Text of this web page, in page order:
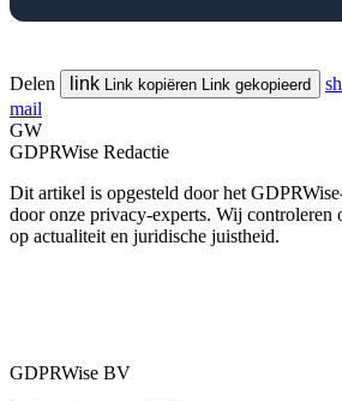
Delen link Link kopiëren Link gekopieerd
mail
GW
GDPRWise Redactie
Dit artikel is opgesteld door het
door onze privacy-experts. Wij controleren
op actualiteit en juridische juistheid.
GDPRWise BV